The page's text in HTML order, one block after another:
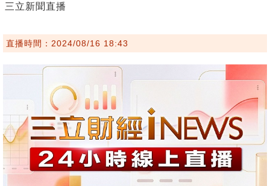
三立新聞直播
直播時間：2024/08/16 18:43